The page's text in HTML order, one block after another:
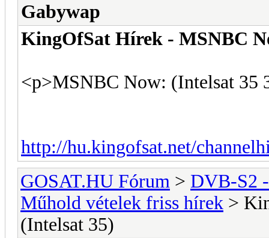
Gabywap
KingOfSat Hírek - MSNBC
<p>MSNBC Now: (Intelsat 35
http://hu.kingofsat.net/
GOSAT.HU Fórum > DVB-S2
Műhold vételek friss hírek >
(Intelsat 35)